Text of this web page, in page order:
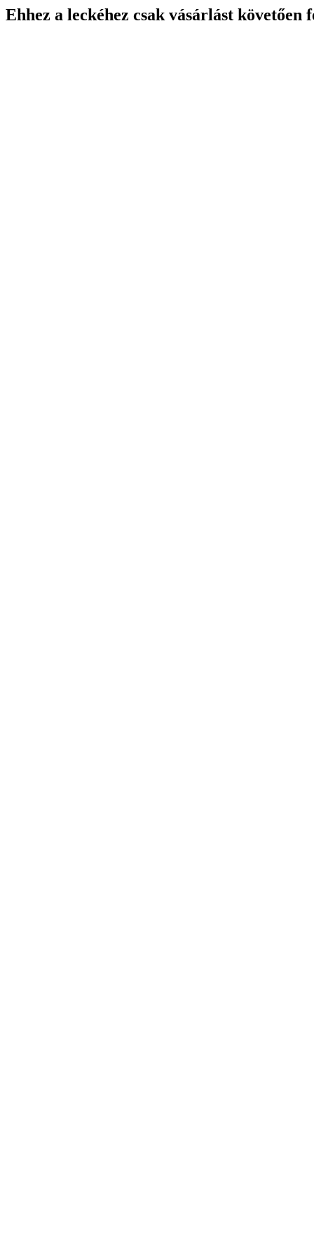
Ehhez a leckéhez csak vásárlást követően